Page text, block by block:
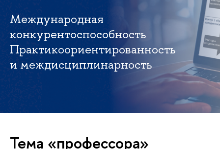
Международная
конкурентоспособность
Практикоориентированность
и междисциплинарность
Тема «профессора»